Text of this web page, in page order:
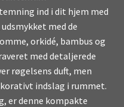
ind i dit hjem med
med de
orkidé, bambus og
med detaljerede
røgelsens duft, men
indslag i rummet.
er denne kompakte